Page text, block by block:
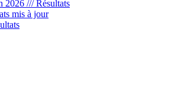
/// Résultats
mis à jour